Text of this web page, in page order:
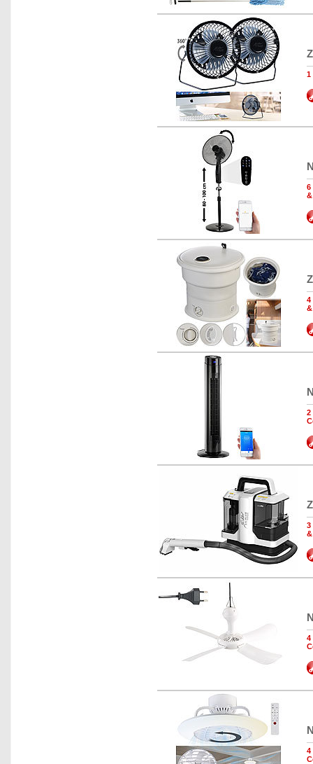
1
6
4
2
3
4
4